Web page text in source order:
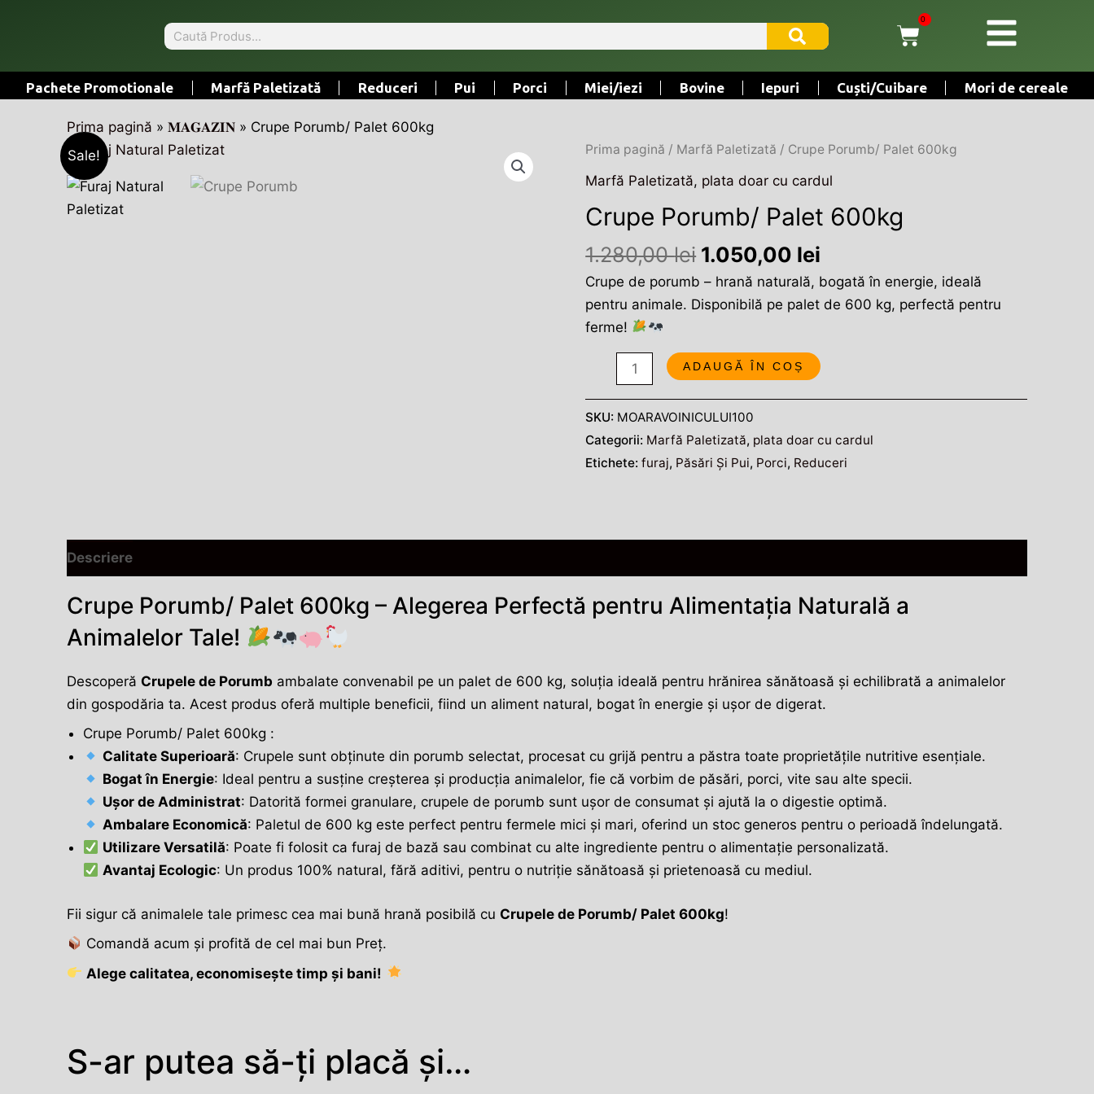
0
CART
Search SEARCH
Pachete Promotionale Marfă Paletizată Reduceri Pui Porci Miei/iezi Bovine Iepuri Cuști/Cuibare Mori de cereale
Prima pagină » 𝐌𝐀𝐆𝐀𝐙𝐈𝐍 » Crupe Porumb/ Palet 600kg
Sale!
Prima pagină / Marfă Paletizată / Crupe Porumb/ Palet 600kg
Marfă Paletizată, plata doar cu cardul
Crupe Porumb/ Palet 600kg
1.280,00lei
Prețul
inițial
a
fost:
1.280,00 lei.
1.050,00 lei
Prețul
curent
este:
1.050,00 lei.
Crupe de porumb – hrană naturală, bogată în energie, ideală
pentru animale. Disponibilă pe palet de 600 kg, perfectă pentru
ferme!
Cantitate
Crupe
Palet
ADAUGĂ ÎN COȘ
SKU: MOARAVOINICULUI100
Categorii: Marfă Paletizată, plata doar cu cardul
Etichete:furaj, Păsări Și Pui, Porci, Reduceri
Descriere
Crupe Porumb/ Palet 600kg – Alegerea Perfectă pentru Alimentația Naturală a
Animalelor Tale!
Descoperă Crupele de Porumb ambalate convenabil pe un palet de 600 kg, soluția ideală pentru hrănirea sănătoasă și echilibrată a animalelor
din gospodăria ta. Acest produs oferă multiple beneficii, fiind un aliment natural, bogat în energie și ușor de digerat.
Crupe Porumb/ Palet 600kg :
Calitate Superioară: Crupele sunt obținute din porumb selectat, procesat cu grijă pentru a păstra toate proprietățile nutritive esențiale.
Bogat în Energie: Ideal pentru a susține creșterea și producția animalelor, fie că vorbim de păsări, porci, vite sau alte specii.
Ușor de Administrat: Datorită formei granulare, crupele de porumb sunt ușor de consumat și ajută la o digestie optimă.
Ambalare Economică: Paletul de 600 kg este perfect pentru fermele mici și mari, oferind un stoc generos pentru o perioadă îndelungată.
Utilizare Versatilă: Poate fi folosit ca furaj de bază sau combinat cu alte ingrediente pentru o alimentație personalizată.
Avantaj Ecologic: Un produs 100% natural, fără aditivi, pentru o nutriție sănătoasă și prietenoasă cu mediul.
Fii sigur că animalele tale primesc cea mai bună hrană posibilă cu Crupele de Porumb/ Palet 600kg!
Comandă acum și profită de cel mai bun Preț.
Alege calitatea, economisește timp și bani!
S-ar putea să-ți placă și…